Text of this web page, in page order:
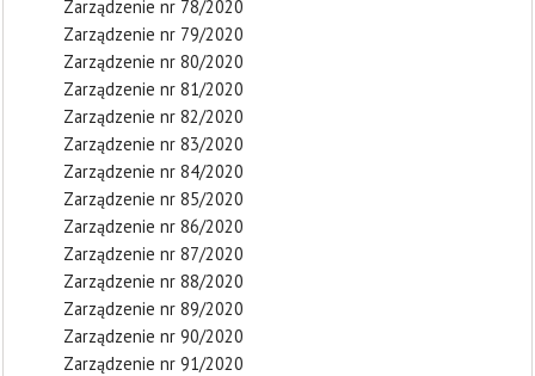
Zarządzenie nr 78/2020
Zarządzenie nr 79/2020
Zarządzenie nr 80/2020
Zarządzenie nr 81/2020
Zarządzenie nr 82/2020
Zarządzenie nr 83/2020
Zarządzenie nr 84/2020
Zarządzenie nr 85/2020
Zarządzenie nr 86/2020
Zarządzenie nr 87/2020
Zarządzenie nr 88/2020
Zarządzenie nr 89/2020
Zarządzenie nr 90/2020
Zarządzenie nr 91/2020